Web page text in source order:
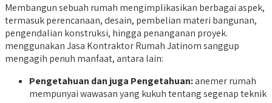
Membangun sebuah rumah mengimplikasikan berbagai aspek,
termasuk perencanaan, desain, pembelian materi bangunan,
pengendalian konstruksi, hingga penanganan proyek.
menggunakan Jasa Kontraktor Rumah Jatinom sanggup
mengagih penuh manfaat, antara lain:
Pengetahuan dan juga Pengetahuan:anemer rumah
mempunyai wawasan yang kukuh tentang segenap teknik